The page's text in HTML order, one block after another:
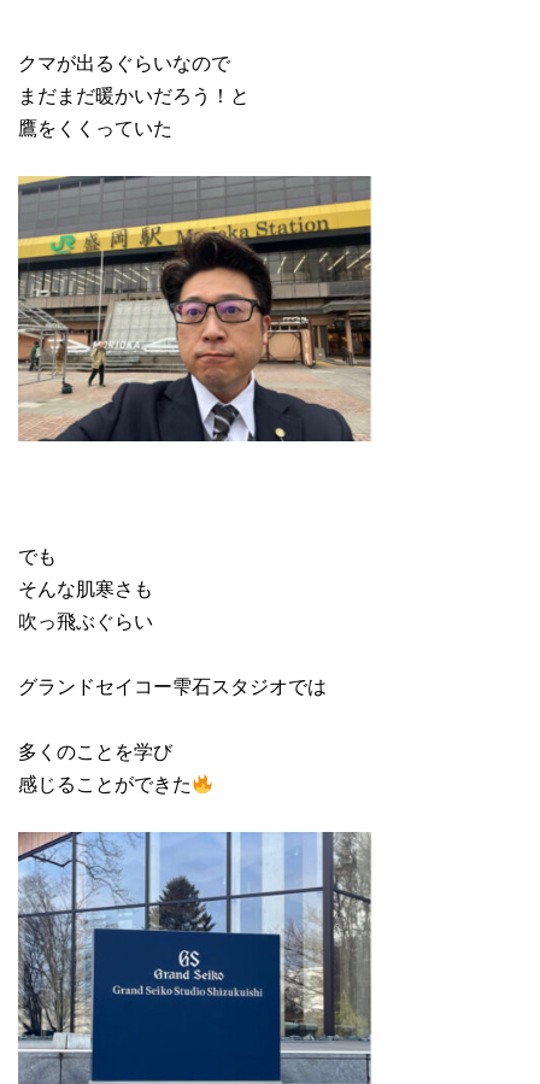
クマが出るぐらいなので
まだまだ暖かいだろう！と
鷹をくくっていた
でも
そんな肌寒さも
吹っ飛ぶぐらい
グランドセイコー雫石スタジオでは
多くのことを学び
感じることができた